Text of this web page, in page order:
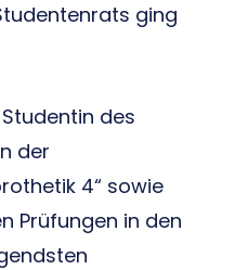
ging
des
der
4“ sowie
Prüfungen in den